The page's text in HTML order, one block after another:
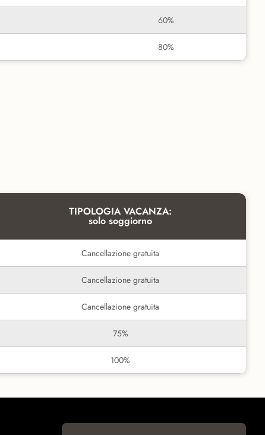
60%
80%
TIPOLOGIA VACANZA:
solo soggiorno
Cancellazione gratuita
Cancellazione gratuita
Cancellazione gratuita
75%
100%